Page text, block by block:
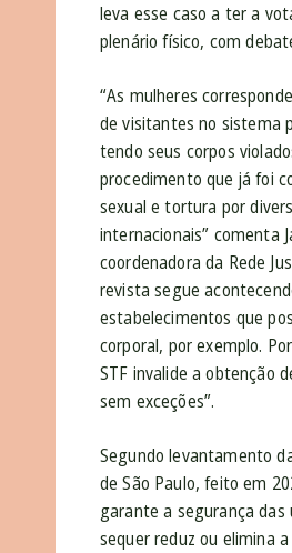
leva esse caso a ter a
plenário físico, com
“As mulheres
de visitantes no sistema
tendo seus corpos
procedimento que já foi
sexual e tortura por
internacionais” comenta
coordenadora da Rede
revista segue
estabelecimentos que
corporal, por exemplo.
STF invalide a obtenção
sem exceções”.
Segundo levantamento
de São Paulo, feito em
garante a segurança das
sequer reduz ou elimina